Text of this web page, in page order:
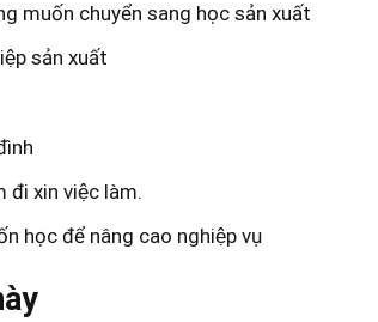
muốn chuyển sang học sản xuất
sản xuất
đi xin việc làm.
học để nâng cao nghiệp vụ